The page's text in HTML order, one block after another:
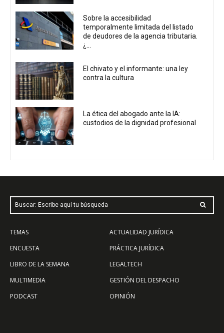
Sobre la accesibilidad
temporalmente limitada del listado
de deudores de la agencia tributaria.
¿...
El chivato y el informante: una ley
contra la cultura
La ética del abogado ante la IA:
custodios de la dignidad profesional
Buscar: Escribe aquí tu búsqueda
TEMAS
ENCUESTA
LIBRO DE LA SEMANA
MULTIMEDIA
PODCAST
ACTUALIDAD JURÍDICA
PRÁCTICA JURÍDICA
LEGALTECH
GESTIÓN DEL DESPACHO
OPINIÓN